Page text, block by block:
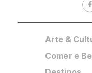
Arte &
Comer e